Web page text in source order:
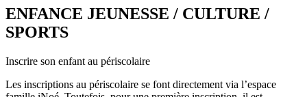
ENFANCE JEUNESSE / CULTURE /
SPORTS
Inscrire son enfant au périscolaire
Les inscriptions au périscolaire se font directement via l’espace